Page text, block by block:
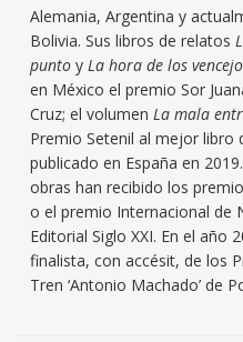
Alemania, Argentina y
Bolivia. Sus libros de relatos
punto y La hora de los
en México el premio Sor
Cruz; el volumen La mala
Premio Setenil al mejor libro
publicado en España en
obras han recibido los
o el premio Internacional de
Editorial Siglo XXI. En el año
finalista, con accésit, de los
Tren ‘Antonio Machado’ de